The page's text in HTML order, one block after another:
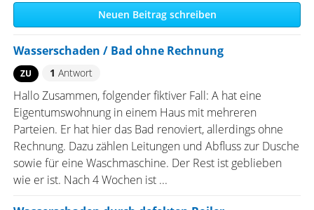
Neuen Beitrag schreiben
Wasserschaden / Bad ohne Rechnung
ZU 1 Antwort
Hallo Zusammen, folgender fiktiver Fall: A hat eine
Eigentumswohnung in einem Haus mit mehreren
Parteien. Er hat hier das Bad renoviert, allerdings ohne
Rechnung. Dazu zählen Leitungen und Abfluss zur Dusche
sowie für eine Waschmaschine. Der Rest ist geblieben
wie er ist. Nach 4 Wochen ist ...